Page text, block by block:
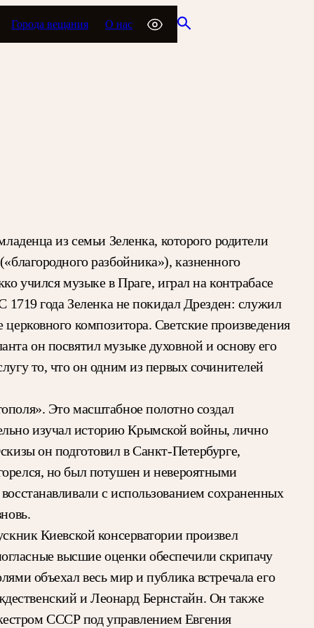
Города вещания О нас
из семьи Зеленка, которого родители
разбойника»), казненного
учился музыке в Праге, играл на контрабасе
1719 года Зеленка не покидал Дрезден: служил
композитора. Светские произведения
он посвятил музыке духовной и основу его
то, что он одним из первых сочинителей
Это масштабное полотно создал
изучал историю Крымской войны, лично
он подготовил в Санкт-Петербурге,
но был потушен и невероятными
с использованием сохраненных
Киевской консерватории произвел
высшие оценки обеспечили скрипачу
объехал весь мир и публика встречала его
и Леонард Бернстайн. Он также
СССР под управлением Евгения